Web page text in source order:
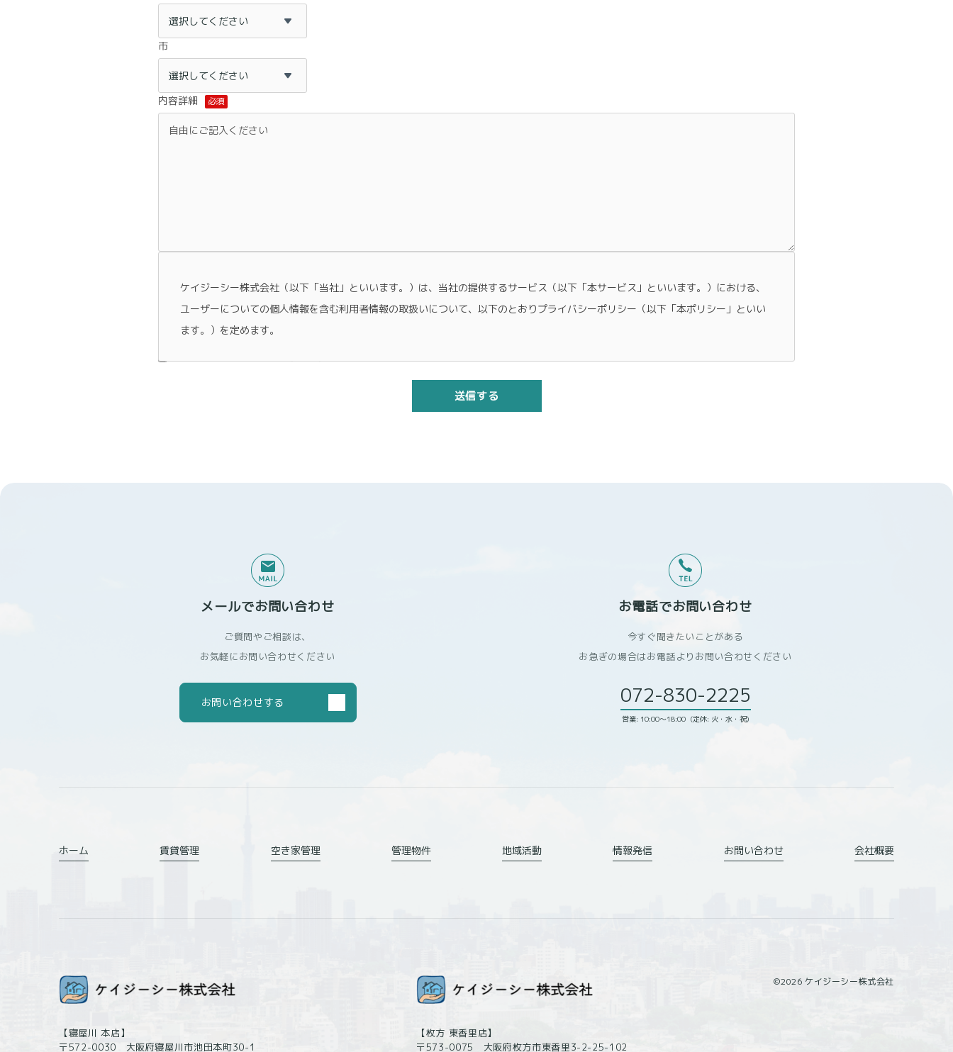
市
内容詳細 必須
ケイジーシー株式会社（以下「当社」といいます。）は、当社の提供するサービス（以下「本サービス」といいます。）における、
ユーザーについての個人情報を含む利用者情報の取扱いについて、以下のとおりプライバシーポリシー（以下「本ポリシー」といい
ます。）を定めます。
・メールアドレス、電話番号等連絡先に関する情報
・入力フォームその他当社が定める方法を通じてユーザーが入力または送信する情報
(2) ユーザーが本サービスの利用において、他のサービスと連携を許可することにより、当該他のサービスからご提供いただく情報
・その他当該外部サービスのプライバシー設定によりユーザーが連携先に開示を認めた情報
(3) ユーザーが本サービスを利用するにあたって、当社が収集する情報
(4) ユーザーが本サービスを利用するにあたって、当社がユーザーの個別同意に基づいて収集する情報
本サービスのサービス提供にかかわる利用者情報の具体的な利用目的は以下のとおりです。
(1) 本サービスに関する登録の受付、本人確認、ユーザー認証、ユーザー設定の記録、利用料金の決済計算等本サービスの提供、維
持、保護及び改善のため
送信する
メールでお問い合わせ
ご質問やご相談は、
お気軽にお問い合わせください
お問い合わせする
お電話でお問い合わせ
今すぐ聞きたいことがある
お急ぎの場合はお電話よりお問い合わせください
072-830-2225
営業: 10:00～18:00 (定休: 火・水・祝)
ホーム 賃貸管理 空き家管理 管理物件 地域活動 情報発信 お問い合わせ 会社概要
【寝屋川 本店】
〒572-0030 大阪府寝屋川市池田本町30-1
【枚方 東香里店】
〒573-0075 大阪府枚方市東香里3-2-25-102
©2026 ケイジーシー株式会社